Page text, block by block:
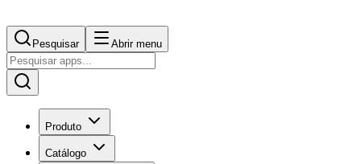
Pesquisar Abrir menu
Produto
Catálogo